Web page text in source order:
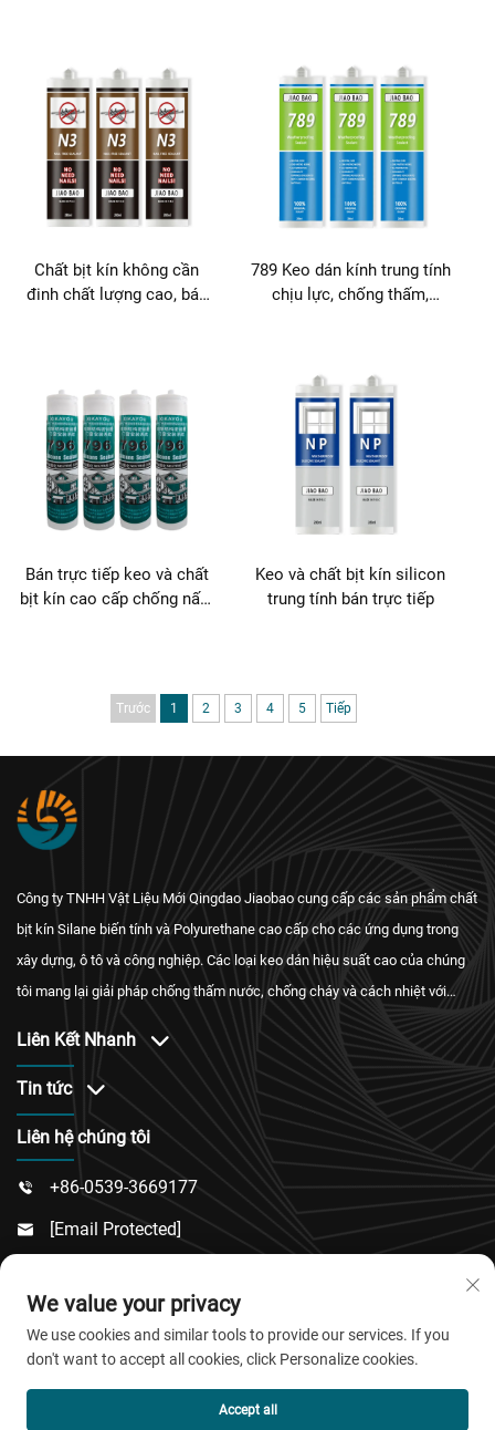
kín
Chất bịt kín không cần
đinh chất lượng cao, bán
789 Keo dán kính trung tính
chịu lực, chống thấm,
Bán trực tiếp keo và chất
bịt kín cao cấp chống nấm
Keo và chất bịt kín silicon
trung tính bán trực tiếp
Trước 1 2 3 4 5 Tiếp
Công ty TNHH Vật Liệu Mới Qingdao Jiaobao cung cấp các sản phẩm chất
bịt kín Silane biến tính và Polyurethane cao cấp cho các ứng dụng trong
xây dựng, ô tô và công nghiệp. Các loại keo dán hiệu suất cao của chúng
tôi mang lại giải pháp chống thấm nước, chống cháy và cách nhiệt với
Liên Kết Nhanh
Tin tức
Liên hệ chúng tôi
 +86-0539-3669177
 [email Protected]
Lâm Cừ, Thành Phố Vi Phường, Tỉnh Sơn Đông
Bản quyền © 2026 QingDao Jiaobao New Material Co.,Ltd.
Mọi quyền được bảo lưu.
We value your privacy
We use cookies and similar tools to provide our services. If you
don't want to accept all cookies, click Personalize cookies.
Accept all